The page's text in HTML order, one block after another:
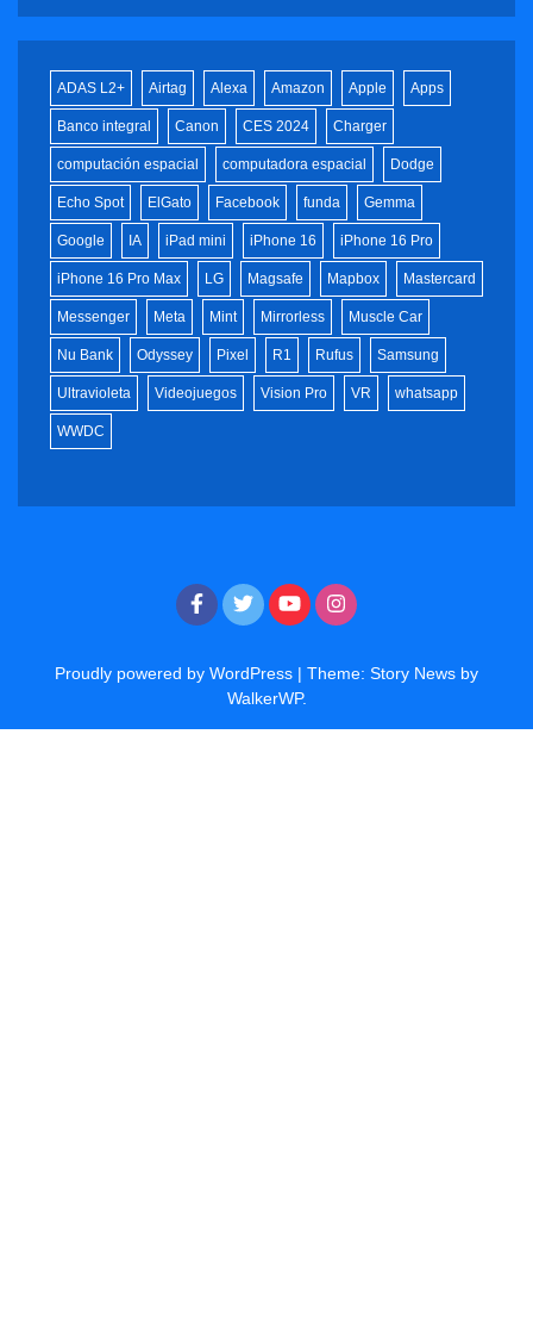
ADAS L2+ Airtag Alexa Amazon Apple Apps
Banco integral Canon CES 2024 Charger
computación espacial computadora espacial Dodge
Echo Spot ElGato Facebook funda Gemma
Google IA iPad mini iPhone 16 iPhone 16 Pro
iPhone 16 Pro Max LG Magsafe Mapbox Mastercard
Messenger Meta Mint Mirrorless Muscle Car
Nu Bank Odyssey Pixel R1 Rufus Samsung
Ultravioleta Videojuegos Vision Pro VR whatsapp
WWDC
Proudly powered by WordPress | Theme: Story News by
WalkerWP.